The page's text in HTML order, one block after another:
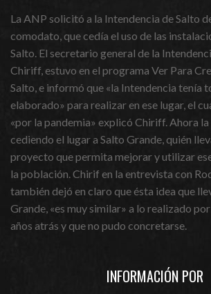
La ANP solicitó a la Intendencia de Salto
comodato, que cedía el uso de las
Salto. El secretario general de la
Chiriff, estuvo en el programa Ver Para
Salto, e informó que «la Intendencia tenía
elaborado» para realizar en ese lugar, el
«por la pandemia» explicó Chiriff. Ahora
cediendo el lugar a Salto Grande, quién
proyecto que permita mejorar y utilizar
la población. Chirif en la entrevista con
también dejó en claro que ésta idea que
Grande, «es muy similar» a lo realizado
años atrás y que no pudo concretarse.
INFORMACIÓN POR